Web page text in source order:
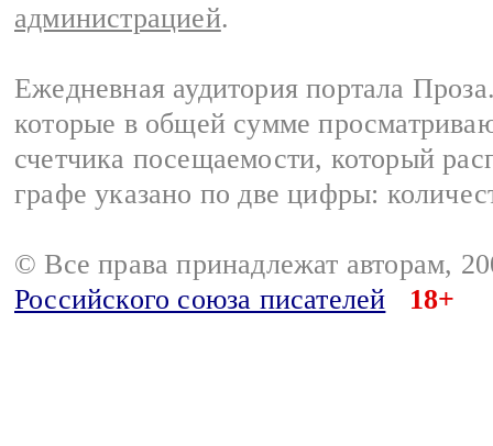
администрацией.
Ежедневная аудитория портала
которые в общей сумме
счетчика посещаемости, который
графе указано по две цифры:
© Все права принадлежат авторам,
Российского союза писателей
18+